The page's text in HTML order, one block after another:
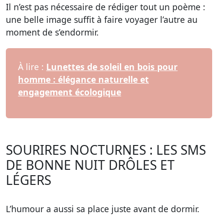
Il n’est pas nécessaire de rédiger tout un poème :
une belle image suffit à faire voyager l’autre au
moment de s’endormir.
À lire : Lunettes de soleil en bois pour
homme : élégance naturelle et
engagement écologique
SOURIRES NOCTURNES : LES SMS
DE BONNE NUIT DRÔLES ET
LÉGERS
L’humour a aussi sa place juste avant de dormir.